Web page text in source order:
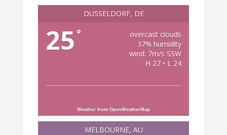
DÜSSELDORF, DE
25 °
overcast clouds
37% humidity
wind: 7m/s SSW
H 27 • L 24
Weather from OpenWeatherMap
MELBOURNE, AU